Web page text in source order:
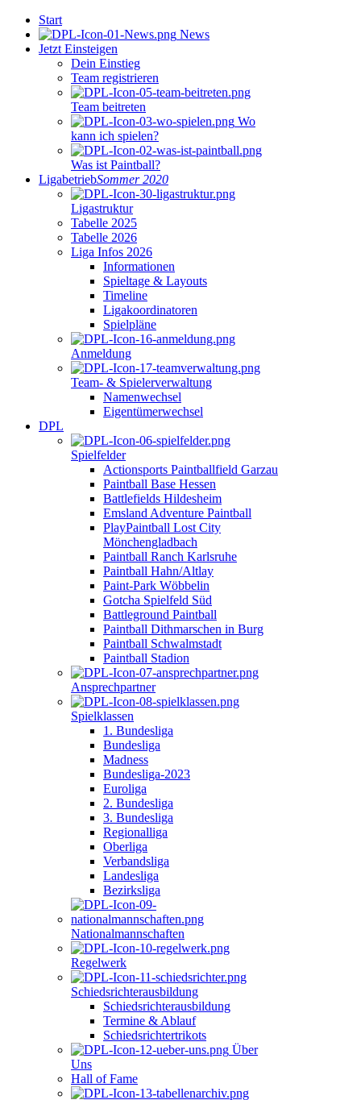
Start
News
Jetzt Einsteigen
Dein Einstieg
Team registrieren
Team beitreten
Wo
kann ich spielen?
Was ist Paintball?
LigabetriebSommer 2020
Ligastruktur
Tabelle 2025
Tabelle 2026
Liga Infos 2026
Informationen
Spieltage & Layouts
Timeline
Ligakoordinatoren
Spielpläne
Anmeldung
Team- & Spielerverwaltung
Namenwechsel
Eigentümerwechsel
DPL
Spielfelder
Actionsports Paintballfield Garzau
Paintball Base Hessen
Battlefields Hildesheim
Emsland Adventure Paintball
PlayPaintball Lost City
Mönchengladbach
Paintball Ranch Karlsruhe
Paintball Hahn/Altlay
Paint-Park Wöbbelin
Gotcha Spielfeld Süd
Battleground Paintball
Paintball Dithmarschen in Burg
Paintball Schwalmstadt
Paintball Stadion
Ansprechpartner
Spielklassen
1. Bundesliga
Bundesliga
Madness
Bundesliga-2023
Euroliga
2. Bundesliga
3. Bundesliga
Regionalliga
Oberliga
Verbandsliga
Landesliga
Bezirksliga
Nationalmannschaften
Regelwerk
Schiedsrichterausbildung
Schiedsrichterausbildung
Termine & Ablauf
Schiedsrichtertrikots
Über
Uns
Hall of Fame